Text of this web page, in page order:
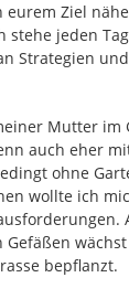
Ziel
stehe jeden
Strategien
Mutter
auch eher
ohne
wollte ich
bepflanzt.